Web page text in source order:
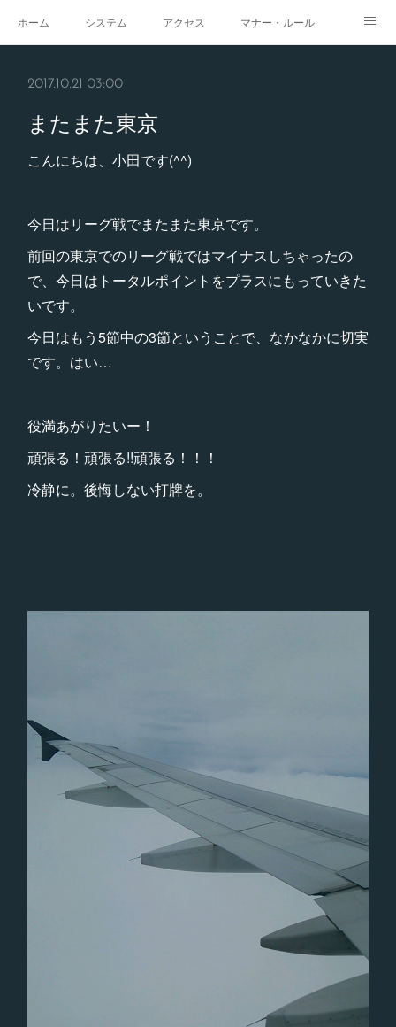
ホーム システム アクセス マナー・ルール
2017.10.21 03:00
またまた東京
こんにちは、小田です(^^)
今日はリーグ戦でまたまた東京です。
前回の東京でのリーグ戦ではマイナスしちゃったの
で、今日はトータルポイントをプラスにもっていきた
いです。
今日はもう5節中の3節ということで、なかなかに切実
です。はい…
役満あがりたいー！
頑張る！頑張る!!頑張る！！！
冷静に。後悔しない打牌を。